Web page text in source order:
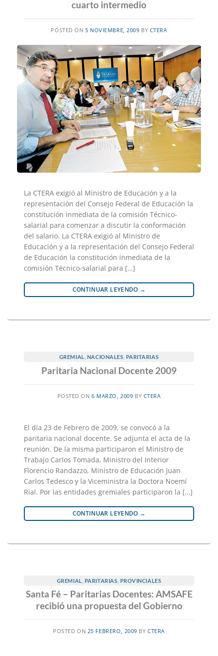
cuarto intermedio
POSTED ON 5 NOVIEMBRE, 2009 BY CTERA
La CTERA exigió al Ministro de Educación y a la
representación del Consejo Federal de Educación la
constitución inmediata de la comisión Técnico-
salarial para comenzar a discutir la conformación
del salario. La CTERA exigió al Ministro de
Educación y a la representación del Consejo Federal
de Educación la constitución inmediata de la
comisión Técnico-salarial para […]
CONTINUAR LEYENDO →
GREMIAL NACIONALES PARITARIAS
Paritaria Nacional Docente 2009
POSTED ON6 MARZO, 2009 BY CTERA
El día 23 de Febrero de 2009, se convocó a la
paritaria nacional docente. Se adjunta el acta de la
reunión. De la misma participaron el Ministro de
Trabajo Carlos Tomada, Ministro del Interior
Florencio Randazzo, Ministro de Educación Juan
Carlos Tedesco y la Viceministra la Doctora Noemí
Rial. Por las entidades gremiales participaron la […]
CONTINUAR LEYENDO →
GREMIAL PARITARIAS PROVINCIALES
Santa Fé – Paritarias Docentes: AMSAFE
recibió una propuesta del Gobierno
POSTED ON 25 FEBRERO, 2009 BY CTERA